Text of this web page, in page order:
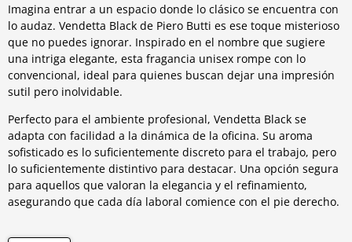
Imagina entrar a un espacio donde lo clásico se encuentra con
lo audaz. Vendetta Black de Piero Butti es ese toque misterioso
que no puedes ignorar. Inspirado en el nombre que sugiere
una intriga elegante, esta fragancia unisex rompe con lo
convencional, ideal para quienes buscan dejar una impresión
sutil pero inolvidable.
Perfecto para el ambiente profesional, Vendetta Black se
adapta con facilidad a la dinámica de la oficina. Su aroma
sofisticado es lo suficientemente discreto para el trabajo, pero
lo suficientemente distintivo para destacar. Una opción segura
para aquellos que valoran la elegancia y el refinamiento,
asegurando que cada día laboral comience con el pie derecho.